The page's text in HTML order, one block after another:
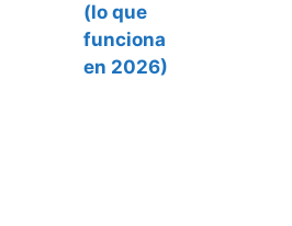
(lo que
funciona
en 2026)